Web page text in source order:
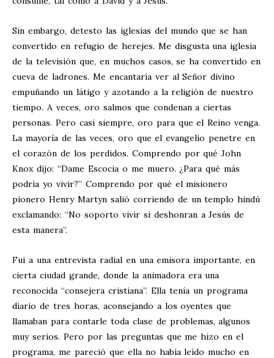
Sin embargo, detesto las iglesias del mundo que se han
convertido en refugio de herejes. Me disgusta una iglesia
de la televisión que, en muchos casos, se ha convertido en
cueva de ladrones. Me encantaría ver al Señor divino
empuñando un látigo y azotando a la religión de nuestro
tiempo. A veces, oro salmos que condenan a ciertas
personas. Pero casi siempre, oro para que el Reino venga.
La mayoría de las veces, oro que el evangelio penetre en
el corazón de los perdidos. Comprendo por qué John
Knox dijo: “Dame Escocia o me muero. ¿Para qué más
podría yo vivir?” Comprendo por qué el misionero
pionero Henry Martyn salió corriendo de un templo hindú
exclamando: “No soporto vivir si deshonran a Jesús de
esta manera”.
Fui a una entrevista radial en una emisora importante, en
cierta ciudad grande, donde la animadora era una
reconocida “consejera cristiana”. Ella tenía un programa
diario de tres horas, aconsejando a los oyentes que
llamaban para contarle toda clase de problemas, algunos
muy serios. Pero por las preguntas que me hizo en el
programa, me pareció que ella no había leído mucho en